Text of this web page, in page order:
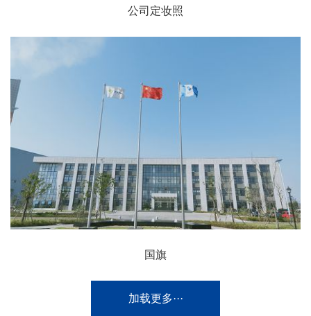
公司定妆照
国旗
加载更多···